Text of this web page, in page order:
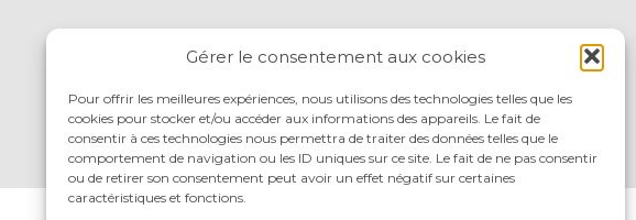
Gérer le consentement aux cookies
Pour offrir les meilleures expériences, nous utilisons des technologies telles que les
cookies pour stocker et/ou accéder aux informations des appareils. Le fait de
consentir à ces technologies nous permettra de traiter des données telles que le
comportement de navigation ou les ID uniques sur ce site. Le fait de ne pas consentir
ou de retirer son consentement peut avoir un effet négatif sur certaines
caractéristiques et fonctions.